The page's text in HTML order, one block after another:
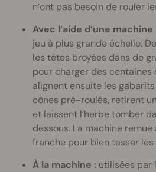
n’ont pas besoin de rouler
Avec l’aide d’une machine
jeu à plus grande échelle.
les têtes broyées dans de
pour charger des centaines
alignent ensuite les
cônes pré-roulés, retirent
et laissent l’herbe tomber
dessous. La machine
franche pour bien tasser les
À la machine : utilisées par